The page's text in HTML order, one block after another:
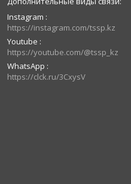
Instagram
https://instagram.com/tssp.kz
Youtube
https://youtube.com/@tssp_kz
WhatsApp
https://clck.ru/3CxysV